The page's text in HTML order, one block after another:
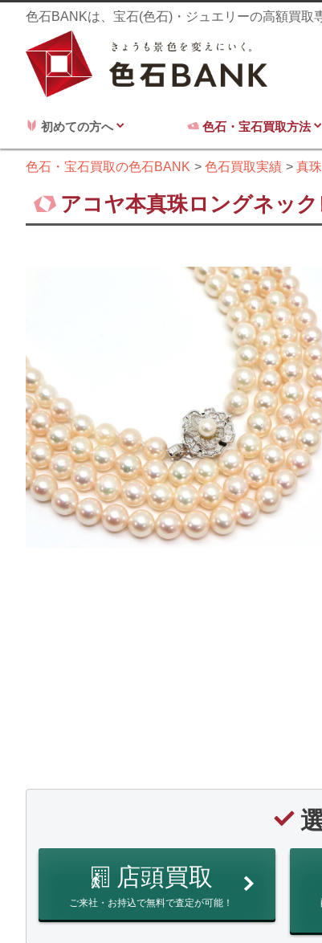
色石BANKは、宝石(色石)・ジュエリーの高額買取
初めての方へ 色石・宝石買取方法
色石・宝石買取の色石BANK 色石買取実績 真珠
アコヤ本真珠ロングネッ
店頭買取
ご来社・お持込で無料で査定が可能！